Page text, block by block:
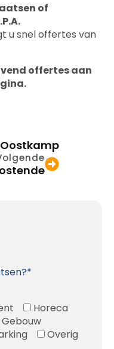
Horeca
Gebouw
Overig
of
u snel offertes van
offertes aan